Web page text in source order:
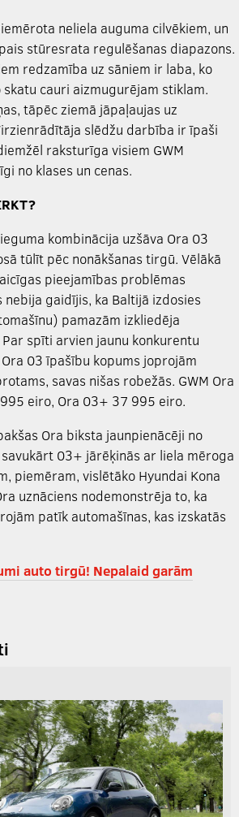
neliela auguma cilvēkiem, un
stūresrata regulēšanas diapazons.
redzamība uz sāniem ir laba, ko
cauri aizmugurējam stiklam.
tāpēc ziemā jāpaļaujas uz
slēdžu darbība ir īpaši
raksturīga visiem GWM
no klases un cenas.
kombinācija uzšāva Ora 03
tūlīt pēc nonākšanas tirgū. Vēlākā
pieejamības problēmas
gaidījis, ka Baltijā izdosies
pamazām izkliedēja
spīti arvien jaunu konkurentu
03 īpašību kopums joprojām
savas nišas robežās. GWM Ora
eiro, Ora 03+ 37 995 eiro.
Ora biksta jaunpienācēji no
03+ jārēķinās ar liela mēroga
piemēram, vislētāko Hyundai Kona
uznāciens nodemonstrēja to, ka
patīk automašīnas, kas izskatās
auto tirgū! Nepalaid garām